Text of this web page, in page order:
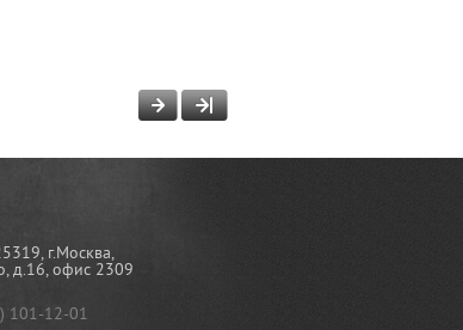
г.Москва,
д.16, офис 2309
101-12-01